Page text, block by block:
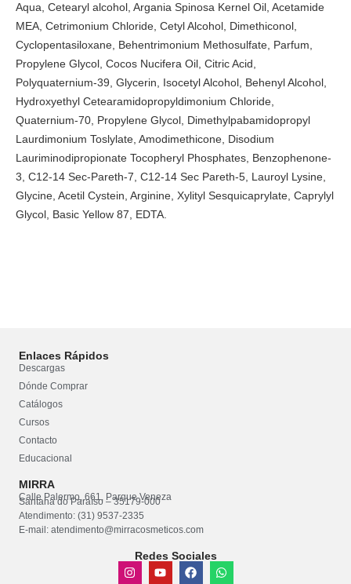
Aqua, Cetearyl alcohol, Argania Spinosa Kernel Oil, Acetamide
MEA, Cetrimonium Chloride, Cetyl Alcohol, Dimethiconol,
Cyclopentasiloxane, Behentrimonium Methosulfate, Parfum,
Propylene Glycol, Cocos Nucifera Oil, Citric Acid,
Polyquaternium-39, Glycerin, Isocetyl Alcohol, Behenyl Alcohol,
Hydroxyethyl Cetearamidopropyldimonium Chloride,
Quaternium-70, Propylene Glycol, Dimethylpabamidopropyl
Laurdimonium Toslylate, Amodimethicone, Disodium
Lauriminodipropionate Tocopheryl Phosphates, Benzophenone-
3, C12-14 Sec-Pareth-7, C12-14 Sec Pareth-5, Lauroyl Lysine,
Glycine, Acetil Cystein, Arginine, Xylityl Sesquicaprylate, Caprylyl
Glycol, Basic Yellow 87, EDTA.
Enlaces Rápidos
Descargas
Dónde Comprar
Catálogos
Cursos
Contacto
Educacional
MIRRA
Calle Palermo, 661, Parque Veneza
Santana do Paraíso – 35179-000
Atendimento: (31) 9537-2335
E-mail: atendimento@mirracosmeticos.com
Redes Sociales